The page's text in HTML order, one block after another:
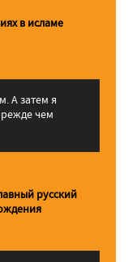
в исламе
А затем я
чем
русский